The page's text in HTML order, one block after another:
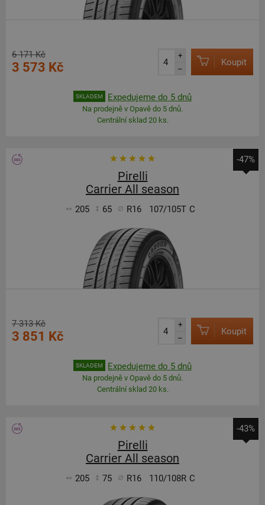
6 171 Kč
3 573 Kč
+
–
Koupit
SKLADEM Expedujeme do 5 dnů
Na prodejně v Opavě do 5 dnů.
Centrální sklad 20 ks.
-47%
Pirelli
Carrier All season
205 65 R16 107/105T C
7 313 Kč
3 851 Kč
+
–
Koupit
SKLADEM Expedujeme do 5 dnů
Na prodejně v Opavě do 5 dnů.
Centrální sklad 20 ks.
-43%
Pirelli
Carrier All season
205 75 R16 110/108R C